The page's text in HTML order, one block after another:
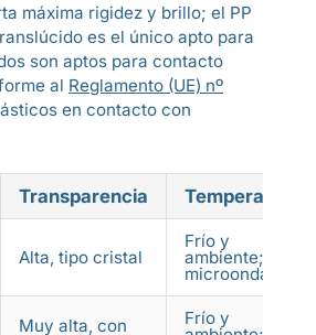
máxima rigidez y brillo; el PP
es el único apto para
son aptos para contacto
al Reglamento (UE) nº
en contacto con
Transparencia Temperatura
Alta, tipo cristal
Frío y
ambiente; no
microondas
Muy alta, con Frío y